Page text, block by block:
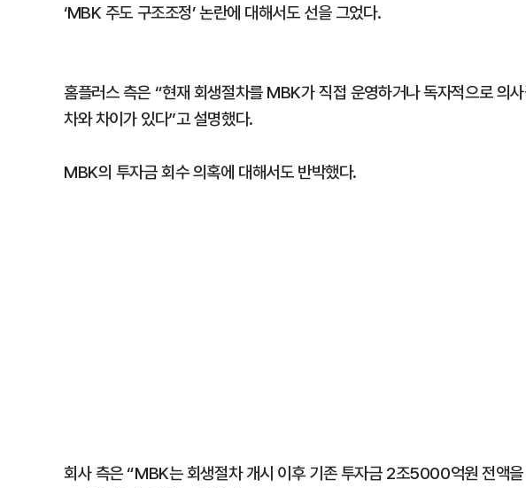
‘MBK 주도 구조조정’ 논란에 대해서도 선을 그었다.
홈플러스 측은 “현재 회생절차를 MBK가 직접 운영하거나 독자적으로 의
차와 차이가 있다”고 설명했다.
MBK의 투자금 회수 의혹에 대해서도 반박했다.
회사 측은 “MBK는 회생절차 개시 이후 기존 투자금 2조5000억원 전액